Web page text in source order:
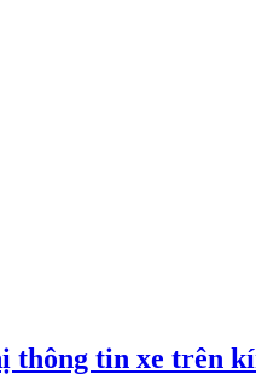
tin xe trên